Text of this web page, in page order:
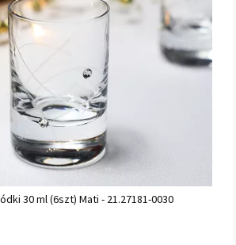
30 ml (6szt) Mati - 21.27181-0030